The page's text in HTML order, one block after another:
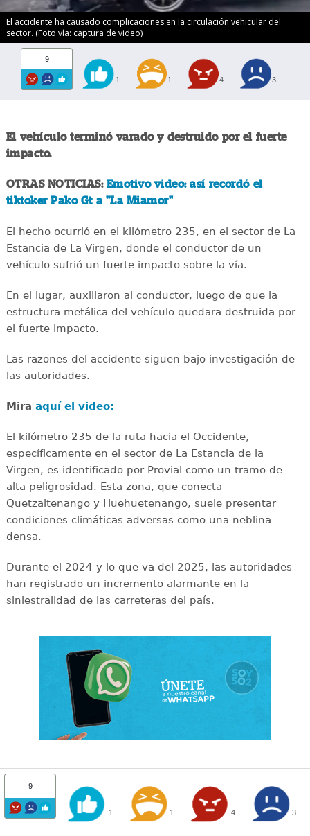
El accidente ha causado complicaciones en la circulación vehicular del
sector. (Foto vía: captura de video)
9
1 1 4 3
El vehículo terminó varado y destruido por el fuerte
impacto.
OTRAS NOTICIAS: Emotivo video: así recordó el
tiktoker Pako Gt a "La Miamor"
El hecho ocurrió en el kilómetro 235, en el sector de La
Estancia de La Virgen, donde el conductor de un
vehículo sufrió un fuerte impacto sobre la vía.
En el lugar, auxiliaron al conductor, luego de que la
estructura metálica del vehículo quedara destruida por
el fuerte impacto.
Las razones del accidente siguen bajo investigación de
las autoridades.
Mira aquí el video:
El kilómetro 235 de la ruta hacia el Occidente,
específicamente en el sector de La Estancia de la
Virgen, es identificado por Provial como un tramo de
alta peligrosidad. Esta zona, que conecta
Quetzaltenango y Huehuetenango, suele presentar
condiciones climáticas adversas como una neblina
densa.
Durante el 2024 y lo que va del 2025, las autoridades
han registrado un incremento alarmante en la
siniestralidad de las carreteras del país.
9
1 1 4 3